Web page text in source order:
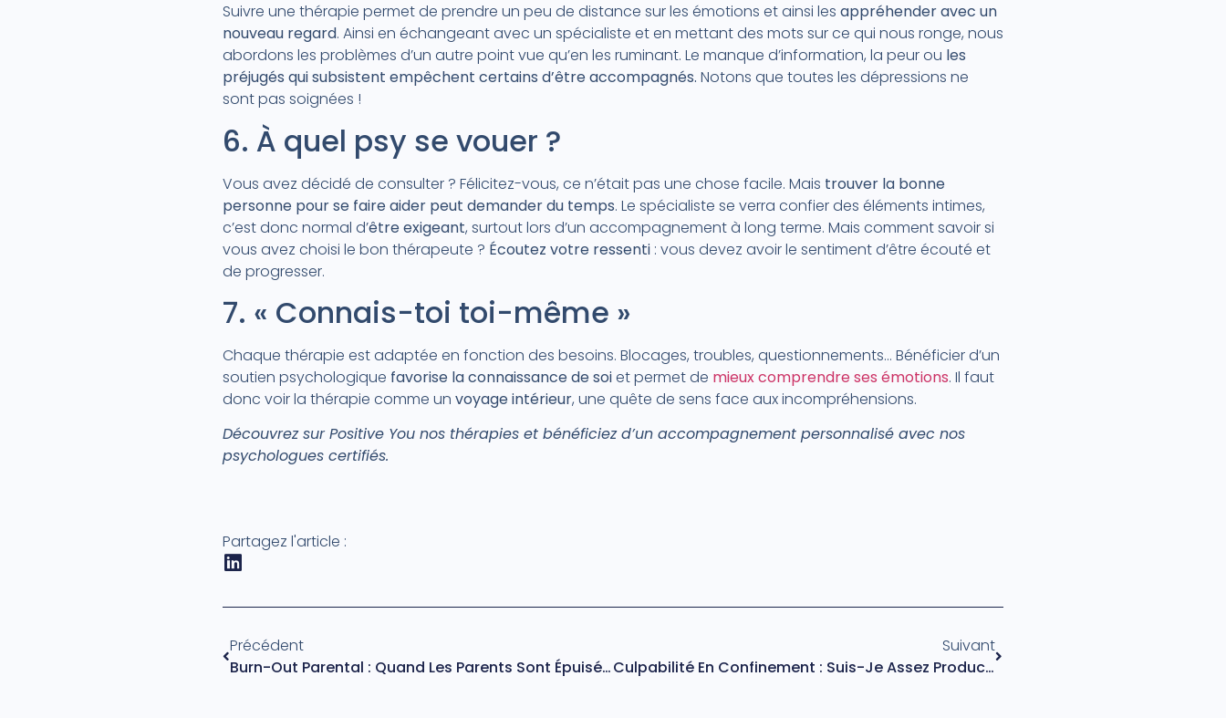
Suivre une thérapie permet de prendre un peu de distance sur les émotions et ainsi les appréhender avec un
nouveau regard. Ainsi en échangeant avec un spécialiste et en mettant des mots sur ce qui nous ronge, nous
abordons les problèmes d’un autre point vue qu’en les ruminant. Le manque d’information, la peur ou les
préjugés qui subsistent empêchent certains d’être accompagnés. Notons que toutes les dépressions ne
sont pas soignées !
6. À quel psy se vouer ?
Vous avez décidé de consulter ? Félicitez-vous, ce n’était pas une chose facile. Mais trouver la bonne
personne pour se faire aider peut demander du temps. Le spécialiste se verra confier des éléments intimes,
c’est donc normal d’être exigeant, surtout lors d’un accompagnement à long terme. Mais comment savoir si
vous avez choisi le bon thérapeute ? Écoutez votre ressenti : vous devez avoir le sentiment d’être écouté et
de progresser.
7. « Connais-toi toi-même »
Chaque thérapie est adaptée en fonction des besoins. Blocages, troubles, questionnements… Bénéficier d’un
soutien psychologique favorise la connaissance de soiet permet de mieux comprendre ses émotions. Il faut
donc voir la thérapie comme un voyage intérieur, une quête de sens face aux incompréhensions.
Découvrez sur Positive You nos thérapies et bénéficiez d’un accompagnement personnalisé avec nos
psychologues certifiés.
Partagez l'article :
Précédent
Burn-Out Parental : Quand Les Parents Sont Épuisés Par Leurs Enfants
Suivant
Culpabilité En Confinement : Suis-Je Assez Productif ?